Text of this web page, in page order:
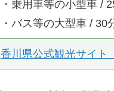
・乗用車等の小型車 /
・バス等の大型車 / 30
香川県公式観光サイト